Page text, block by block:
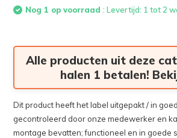
Nog 1 op voorraad: Levertijd: 1 tot 2
Alle producten uit deze
halen 1 betalen!
Dit product heeft het label uitgepakt / in
gecontroleerd door onze medewerker en
montage bevatten; functioneel en in goede